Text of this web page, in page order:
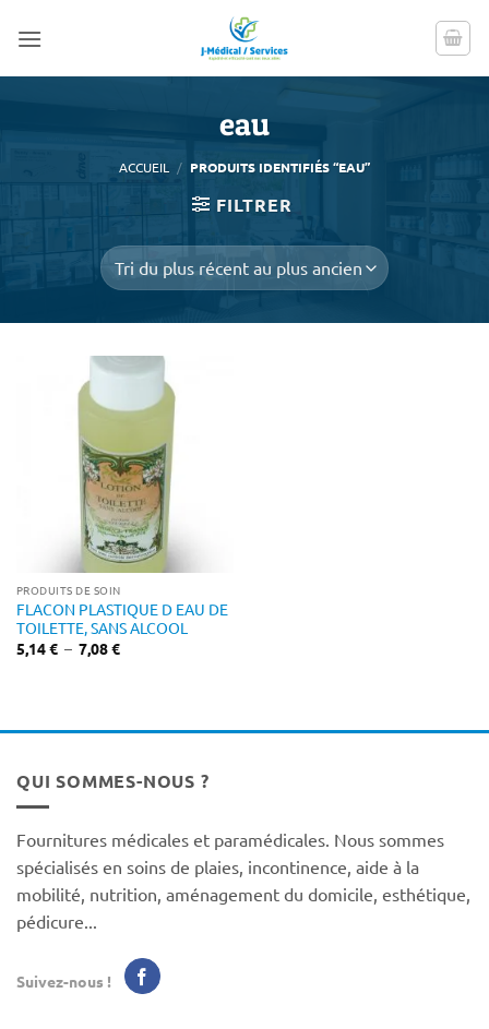
eau
ACCUEIL / PRODUITS IDENTIFIÉS “EAU”
FILTRER
PRODUITS DE SOIN
FLACON PLASTIQUE D EAU DE
TOILETTE, SANS ALCOOL
5,14€ – 7,08€Plage
de
QUI SOMMES-NOUS ?
Fournitures médicales et paramédicales. Nous sommes
spécialisés en soins de plaies, incontinence, aide à la
mobilité, nutrition, aménagement du domicile, esthétique,
pédicure...
Suivez-nous !